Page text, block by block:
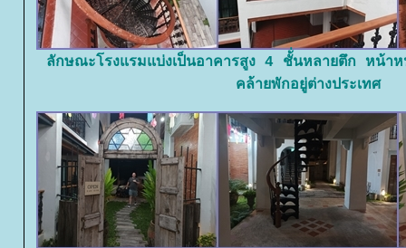
ลักษณะโรงแรมแบ่งเป็นอาคารสูง 4 ชั้่นหลายตึก หน้า
คล้ายพักอยู่ต่างประเทศ